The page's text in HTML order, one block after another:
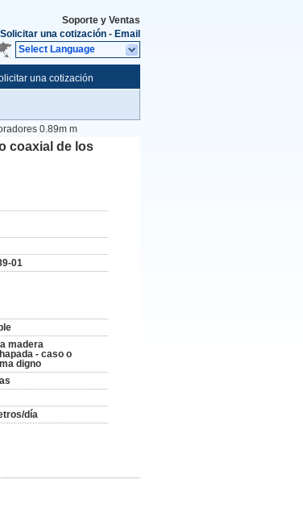
Soporte y Ventas
Solicitar una cotización - Email
Select Language
una cotización
0.89m m
coaxial de los
01
madera
- caso o
digno
día